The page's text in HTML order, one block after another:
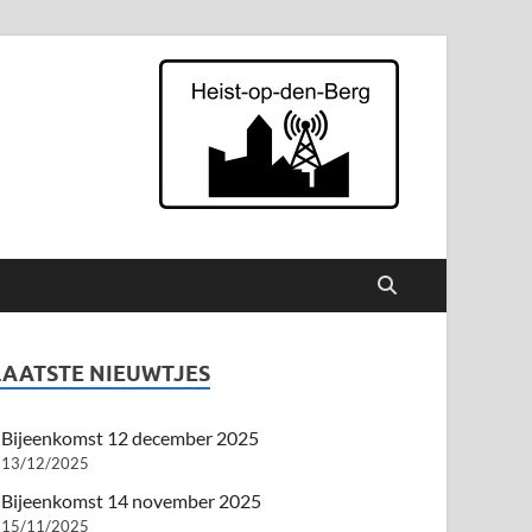
NIEUWTJES
Bijeenkomst 12 december 2025
13/12/2025
Bijeenkomst 14 november 2025
15/11/2025